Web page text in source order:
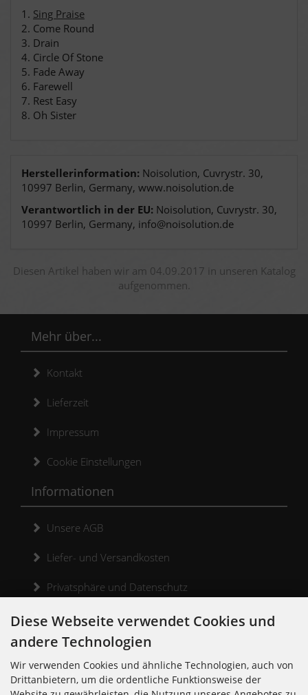
1. Sing Praise
2. Come Round
3. Drain
4. Circle Of Stone
5. Fade Away
6. Farewell
7. Rest Easy
8. Oh Sister
Herstellerinformation: Noisolution, Cuvrystr. 30,
10997 Berlin, Germany, www.noisolution.de
Verantwortlich in der EU: Noisolution, Cuvrystr. 30,
10997 Berlin, Germany, info@noisolution.de
Diesen Artikel haben wir am 04.09.2017 in unseren Katalog
aufgenommen.
Mehr über...
Kontakt
Lieferzeit
Impressum
Cookie Einstellungen
Informationen
Unsere AGB
Liefer- und Versandkosten
Privatsphäre und Datenschutz
Widerrufsrecht
Widerrufsformular
Kontakt
Diese Webseite verwendet Cookies und
andere Technologien
Wir verwenden Cookies und ähnliche Technologien, auch von
Drittanbietern, um die ordentliche Funktionsweise der